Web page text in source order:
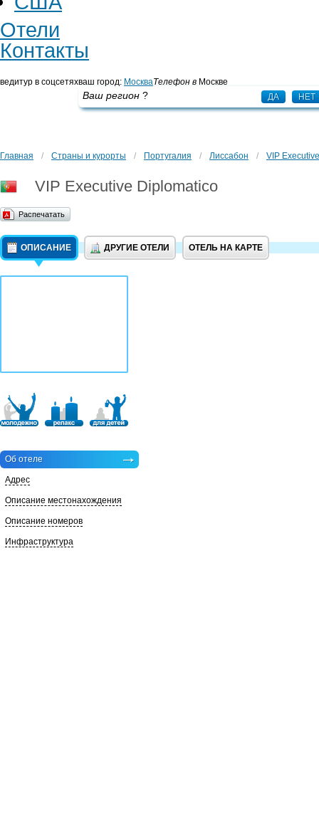
Отели
Контакты
ведитур в соцсетяхваш город: Москва
Ваш регион ? ДА НЕТ
Телефон в Москве
Главная / Страны и курорты / Португалия / Лиссабон / VIP
VIP Executive Diplomatico
Распечатать
ОПИСАНИЕ ДРУГИЕ ОТЕЛИ ОТЕЛЬ НА КАРТЕ
Об отеле
Адрес
Описание местонахождения
Описание номеров
Инфраструктура